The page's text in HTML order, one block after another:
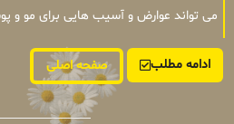
می تواند عوارض و آسیب هایی برای مو و
ادامه مطلب صفحه اصلی